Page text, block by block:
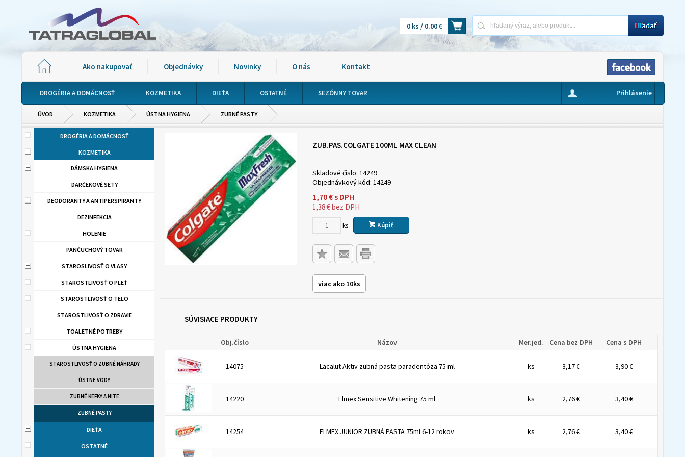
0 ks / 0.00 €
Ako nakupovať Objednávky Novinky O nás Kontakt
DROGÉRIA A DOMÁCNOSŤ KOZMETIKA DIEŤA OSTATNÉ SEZÓNNY TOVAR Prihlásenie
ÚVOD KOZMETIKA ÚSTNA HYGIENA ZUBNÉ PASTY
DROGÉRIA A DOMÁCNOSŤ
KOZMETIKA
DÁMSKA HYGIENA
DARČEKOVÉ SETY
DEODORANTY A ANTIPERSPIRANTY
DEZINFEKCIA
HOLENIE
PANČUCHOVÝ TOVAR
STAROSLIVOSŤ O VLASY
STAROSTLIVOSŤ O PLEŤ
STAROSTLIVOSŤ O TELO
STAROSTLIVOSŤ O ZDRAVIE
TOALETNÉ POTREBY
ÚSTNA HYGIENA
STAROSTLIVOSŤ O ZUBNÉ NÁHRADY
ÚSTNE VODY
ZUBNÉ KEFKY A NITE
ZUBNÉ PASTY
DIEŤA
OSTATNÉ
ZUB.PAS.COLGATE 100ML MAX CLEAN
Skladové číslo: 14249
Objednávkový kód: 14249
1,70€s DPH
1,38€bez DPH
ks Kúpiť
viac ako 10ks
SÚVISIACE PRODUKTY
Obj.číslo Názov Mer.jed. Cena bez DPH Cena s DPH
14075 Lacalut Aktiv zubná pasta paradentóza 75 ml ks 3,17 € 3,90 €
14220 Elmex Sensitive Whitening 75 ml ks 2,76 € 3,40 €
14254 ELMEX JUNIOR ZUBNÁ PASTA 75ml 6-12 rokov ks 2,76 € 3,40 €